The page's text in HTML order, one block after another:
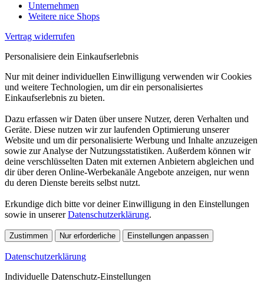
Unternehmen
Weitere nice Shops
Vertrag widerrufen
Personalisiere dein Einkaufserlebnis
Nur mit deiner individuellen Einwilligung verwenden wir Cookies
und weitere Technologien, um dir ein personalisiertes
Einkaufserlebnis zu bieten.
Dazu erfassen wir Daten über unsere Nutzer, deren Verhalten und
Geräte. Diese nutzen wir zur laufenden Optimierung unserer
Website und um dir personalisierte Werbung und Inhalte anzuzeigen
sowie zur Analyse der Nutzungsstatistiken. Außerdem können wir
deine verschlüsselten Daten mit externen Anbietern abgleichen und
dir über deren Online-Werbekanäle Angebote anzeigen, nur wenn
du deren Dienste bereits selbst nutzt.
Erkundige dich bitte vor deiner Einwilligung in den Einstellungen
sowie in unsererDatenschutzerklärung.
Zustimmen Nur erforderliche Einstellungen anpassen
Datenschutzerklärung
Individuelle Datenschutz-Einstellungen